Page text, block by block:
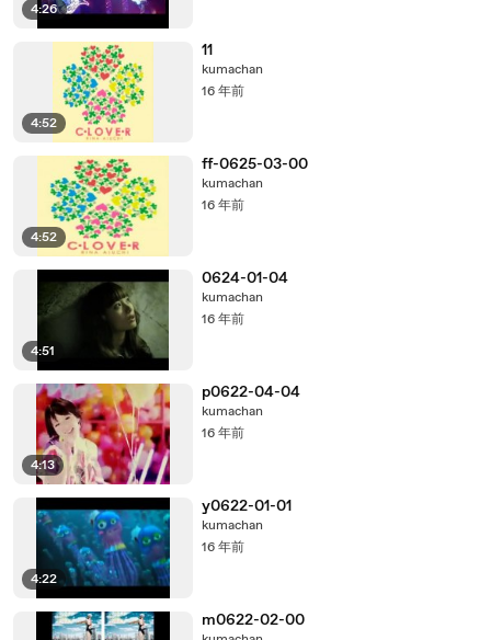
4:26
4:52
11
kumachan
16 年前
4:52
ff-0625-03-00
kumachan
16 年前
4:51
0624-01-04
kumachan
16 年前
4:13
p0622-04-04
kumachan
16 年前
4:22
y0622-01-01
kumachan
16 年前
m0622-02-00